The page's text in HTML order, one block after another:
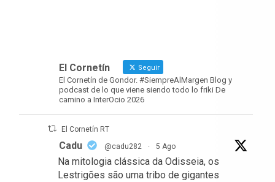
El Cornetín Seguir
El Cornetín de Gondor. #SiempreAlMargen Blog y
podcast de lo que viene siendo todo lo friki De
camino a InterOcio 2026
El Cornetín RT
Cadu @cadu282 · 5 Ago
Na mitologia clássica da Odisseia, os
Lestrigões são uma tribo de gigantes